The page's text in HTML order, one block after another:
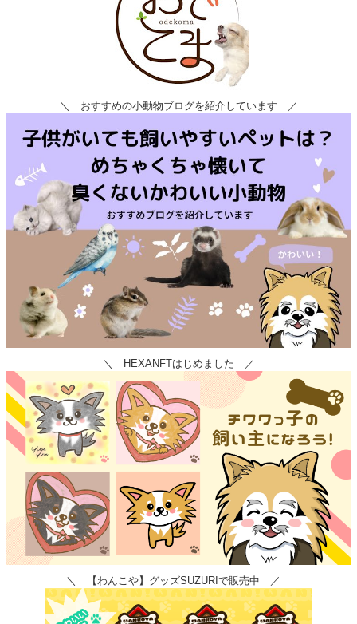
＼ おすすめの小動物ブログを紹介しています ／
＼ HEXANFTはじめました ／
＼ 【わんこや】グッズSUZURIで販売中 ／